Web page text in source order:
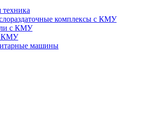
комплексы с КМУ
с КМУ
КМУ
машины